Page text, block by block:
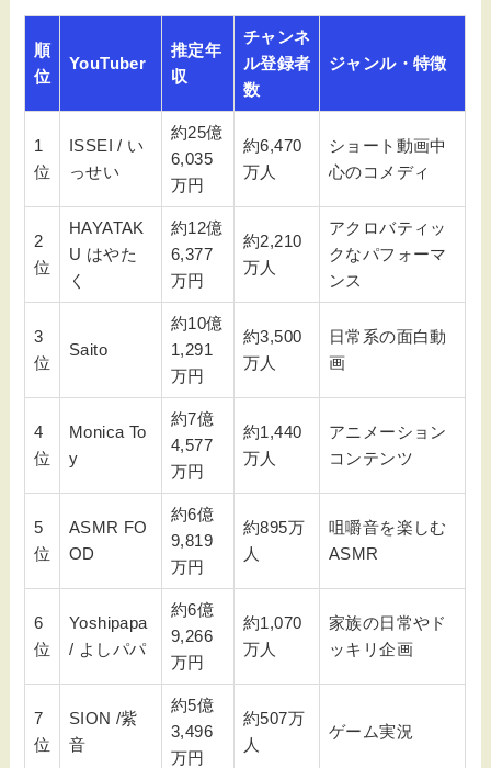
順
位
YouTuber
推定年
収
チャンネ
ル登録者
数
ジャンル・特徴
1
位
ISSEI / い
っせい
約25億
6,035
万円
約6,470
万人
ショート動画中
心のコメディ
2
位
HAYATAK
U はやた
く
約12億
6,377
万円
約2,210
万人
アクロバティッ
クなパフォーマ
ンス
3
位
Saito
約10億
1,291
万円
約3,500
万人
日常系の面白動
画
4
位
Monica To
y
約7億
4,577
万円
約1,440
万人
アニメーション
コンテンツ
5
位
ASMR FO
OD
約6億
9,819
万円
約895万
人
咀嚼音を楽しむ
ASMR
6
位
Yoshipapa
/ よしパパ
約6億
9,266
万円
約1,070
万人
家族の日常やド
ッキリ企画
7
位
SION /紫
音
約5億
3,496
万円
約507万
人
ゲーム実況